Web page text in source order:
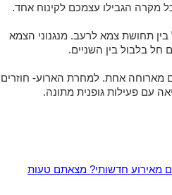
מקרה הגבילו עצמכם לקינוח אחד.
תחושת צמא לרעב. מנגנוני הצמא
חל בלבול בין השניים.
מארוחה אחת. למחרת הארוע- חוזרים
עם פעילות גופנית מתונה.
מאירוע חדשותי? מצאתם טעות